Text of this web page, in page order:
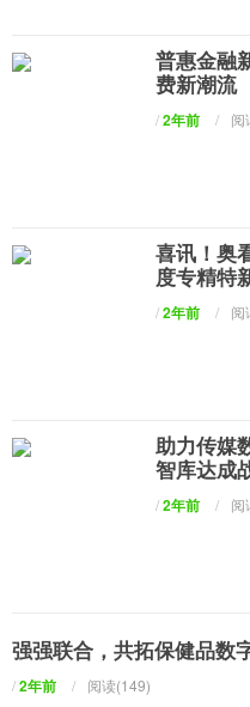
普惠金融
费新潮流
/2年前 / 阅
喜讯！奥
度专精特
/2年前 / 阅
助力传媒
智库达成
/2年前 / 阅
强强联合，共拓保健品数
/2年前 / 阅读(149)